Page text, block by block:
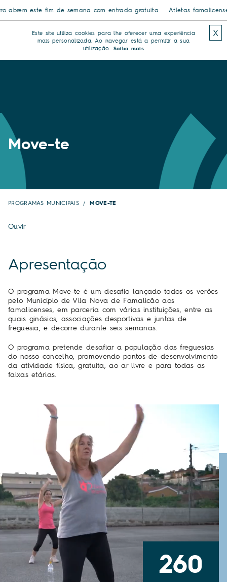
este fim de semana com entrada gratuita Atletas famalicenses
Este site utiliza cookies para lhe oferecer uma experiência
mais personalizada. Ao navegar está a permitir a sua
utilização. Saiba mais
X
Move-te
PROGRAMAS MUNICIPAIS MOVE-TE
Ouvir
Apresentação
O programa Move-te é um desafio lançado todos os verões
pelo Município de Vila Nova de Famalicão aos
famalicenses, em parceria com várias instituições, entre as
quais ginásios, associações desportivas e juntas de
freguesia, e decorre durante seis semanas.
O programa pretende desafiar a população das freguesias
do nosso concelho, promovendo pontos de desenvolvimento
da atividade física, gratuita, ao ar livre e para todas as
faixas etárias.
260